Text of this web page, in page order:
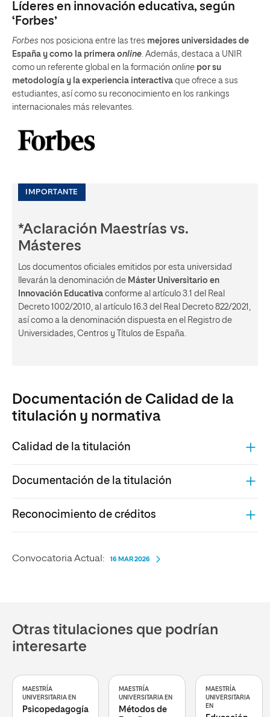
Líderes en innovación educativa, según
‘Forbes’
Forbes nos posiciona entre las tres mejores universidades de
España y como la primera online. Además, destaca a UNIR
como un referente global en la formación online por su
metodología y la experiencia interactiva que ofrece a sus
estudiantes, así como su reconocimiento en los rankings
internacionales más relevantes.
IMPORTANTE
*Aclaración Maestrías vs.
Másteres
Los documentos oficiales emitidos por esta universidad
llevarán la denominación de Máster Universitario en
Innovación Educativa conforme al artículo 3.1 del Real
Decreto 1002/2010, al artículo 16.3 del Real Decreto 822/2021,
así como a la denominación dispuesta en el Registro de
Universidades, Centros y Títulos de España.
Documentación de Calidad de la
titulación y normativa
Calidad de la titulación
Documentación de la titulación
Reconocimiento de créditos
Convocatoria Actual: 16 MAR 2026
Otras titulaciones que podrían
interesarte
MAESTRÍA
UNIVERSITARIA EN
Psicopedagogía
MAESTRÍA
UNIVERSITARIA EN
Métodos de
MAESTRÍA
UNIVERSITARIA
EN